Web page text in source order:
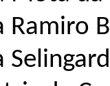
Ramiro